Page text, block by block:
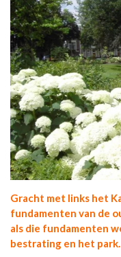
Gracht met links het
fundamenten van de
als die fundamenten
bestrating en het park.